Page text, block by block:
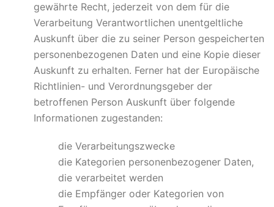
gewährte Recht, jederzeit von dem für die
Verarbeitung Verantwortlichen unentgeltliche
Auskunft über die zu seiner Person gespeicherten
personenbezogenen Daten und eine Kopie dieser
Auskunft zu erhalten. Ferner hat der Europäische
Richtlinien- und Verordnungsgeber der
betroffenen Person Auskunft über folgende
Informationen zugestanden:
die Verarbeitungszwecke
die Kategorien personenbezogener Daten,
die verarbeitet werden
die Empfänger oder Kategorien von